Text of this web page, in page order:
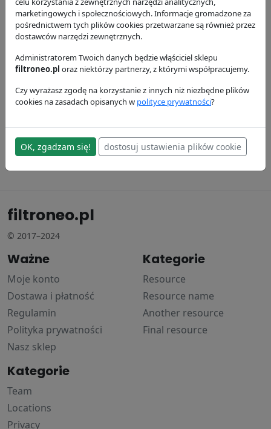
108.31 zł
34.16 zł
41.23 zł
P776694
Donaldson
101.28 zł
P782104
Donaldson
179.26 zł
filtroneo.pl
© 2017–2024
Ważne
Moje konto
Dostawa i płatność
Regulamin
Polityka prywatności
Nasz sklep
Kategorie
Resource
Resource name
Another resource
Final resource
Kategorie
Team
Locations
Privacy
marketingowych i społecznościowych. Informacje gromadzone za
pośrednictwem tych plików cookies przetwarzane są również przez
dostawców narzędzi zewnętrznych.
Administratorem Twoich danych będzie włąściciel sklepu
filtroneo.pl oraz niektórzy partnerzy, z którymi współpracujemy.
Czy wyrażasz zgodę na korzystanie z innych niż niezbędne plików
cookies na zasadach opisanych w polityce prywatności?
OK, zgadzam się! dostosuj ustawienia plików cookie